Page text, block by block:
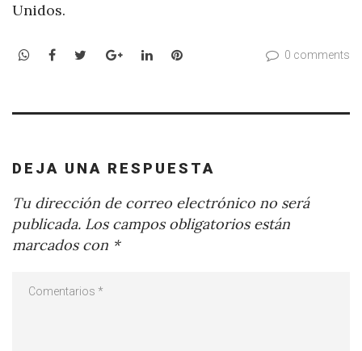
Unidos.
WhatsApp
Facebook
TwitterGoogle+LinkedInPinterest 0 comments
DEJA UNA RESPUESTA
Tu dirección de correo electrónico no será
publicada. Los campos obligatorios están
marcados con *